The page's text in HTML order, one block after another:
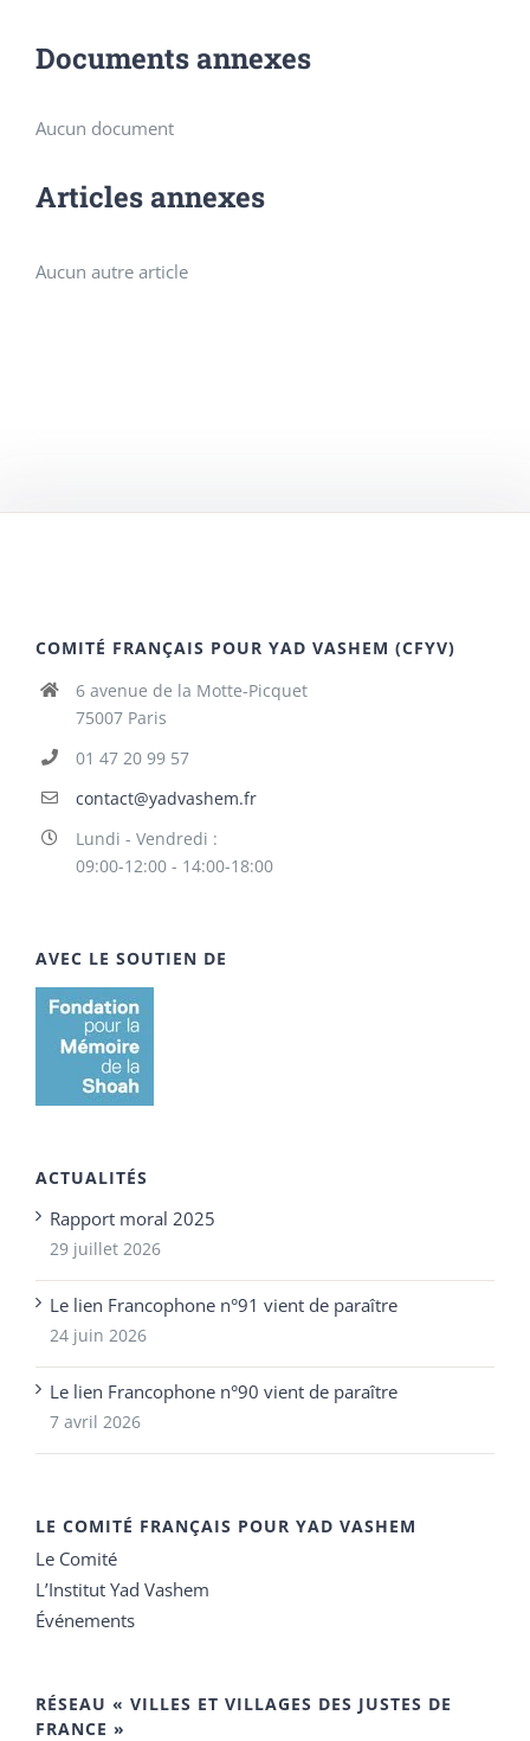
Documents annexes
Aucun document
Articles annexes
Aucun autre article
COMITÉ FRANÇAIS POUR YAD VASHEM (CFYV)
6 avenue de la Motte-Picquet
75007 Paris
01 47 20 99 57
contact@yadvashem.fr
Lundi - Vendredi :
09:00-12:00 - 14:00-18:00
AVEC LE SOUTIEN DE
ACTUALITÉS
Rapport moral 2025
29 juillet 2026
Le lien Francophone n°91 vient de paraître
24 juin 2026
Le lien Francophone n°90 vient de paraître
7 avril 2026
LE COMITÉ FRANÇAIS POUR YAD VASHEM
Le Comité
L’Institut Yad Vashem
Événements
RÉSEAU « VILLES ET VILLAGES DES JUSTES DE
FRANCE »